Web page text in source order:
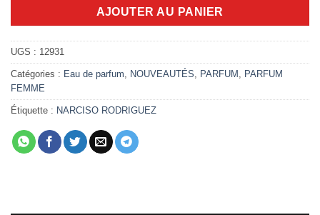
AJOUTER AU PANIER
UGS : 12931
Catégories : Eau de parfum NOUVEAUTÉS PARFUM
PARFUM
FEMME
Étiquette : NARCISO RODRIGUEZ